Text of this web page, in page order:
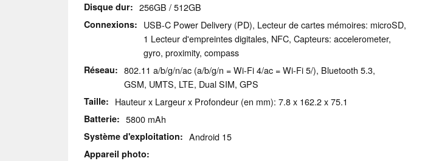
Disque dur 256GB / 512GB
Connexions
USB-C Power Delivery (PD), Lecteur de cartes mémoires: microSD,
1 Lecteur d'empreintes digitales, NFC, Capteurs: accelerometer,
gyro, proximity, compass
Réseau
802.11 a/b/g/n/ac (a/b/g/n = Wi-Fi 4/ac = Wi-Fi 5/), Bluetooth 5.3,
GSM, UMTS, LTE, Dual SIM, GPS
Taille Hauteur x Largeur x Profondeur (en mm): 7.8 x 162.2 x 75.1
Batterie 5800 mAh
Système d'exploitation Android 15
Appareil photo